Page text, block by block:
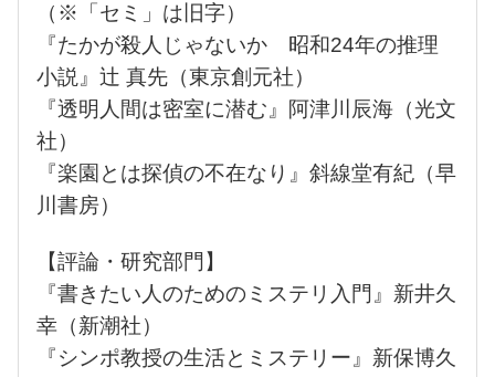
（※「セミ」は旧字）
『たかが殺人じゃないか 昭和24年の推理
小説』辻 真先（東京創元社）
『透明人間は密室に潜む』阿津川辰海（光文
社）
『楽園とは探偵の不在なり』斜線堂有紀（早
川書房）
【評論・研究部門】
『書きたい人のためのミステリ入門』新井久
幸（新潮社）
『シンポ教授の生活とミステリー』新保博久